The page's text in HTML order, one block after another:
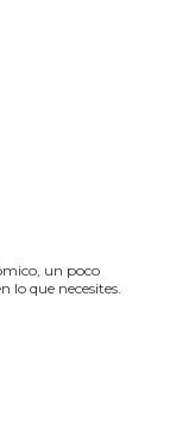
un poco
lo que necesites.